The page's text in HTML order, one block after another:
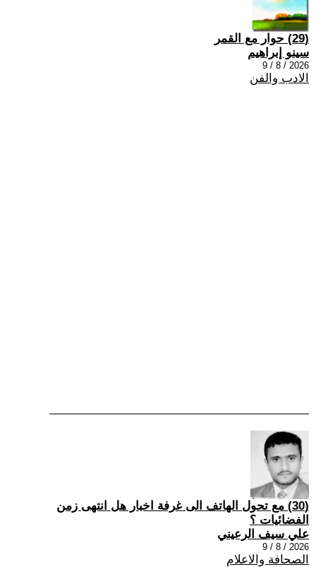
(29) حوار مع القمر
سينو إبراهيم
2026 / 8 / 9
الادب والفن
(30) مع تحول الهاتف الى غرفة اخبار هل انتهى زمن
الفضائيات ؟
علي سيف الرعيني
2026 / 8 / 9
الصحافة والاعلام